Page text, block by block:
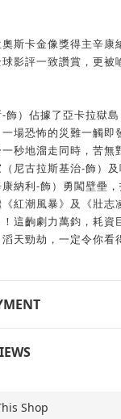
奧斯卡金像獎得主辛
影評一致讚賞，更被
飾）佔據了亞卡拉獄
場恐怖的災難一觸即
秒地溜走同時，苦無
尼古拉斯基治-飾）
納利-飾）勇闖壁壘，
紅潮風暴》及《壯志
這齣劇力萬鈞，耗資
天勁劫，一定令你看